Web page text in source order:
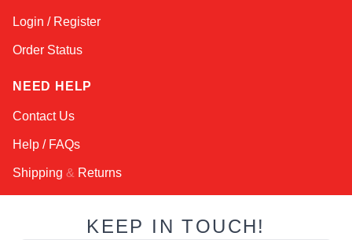
Login / Register
Order Status
NEED HELP
Contact Us
Help / FAQs
Shipping & Returns
KEEP IN TOUCH!